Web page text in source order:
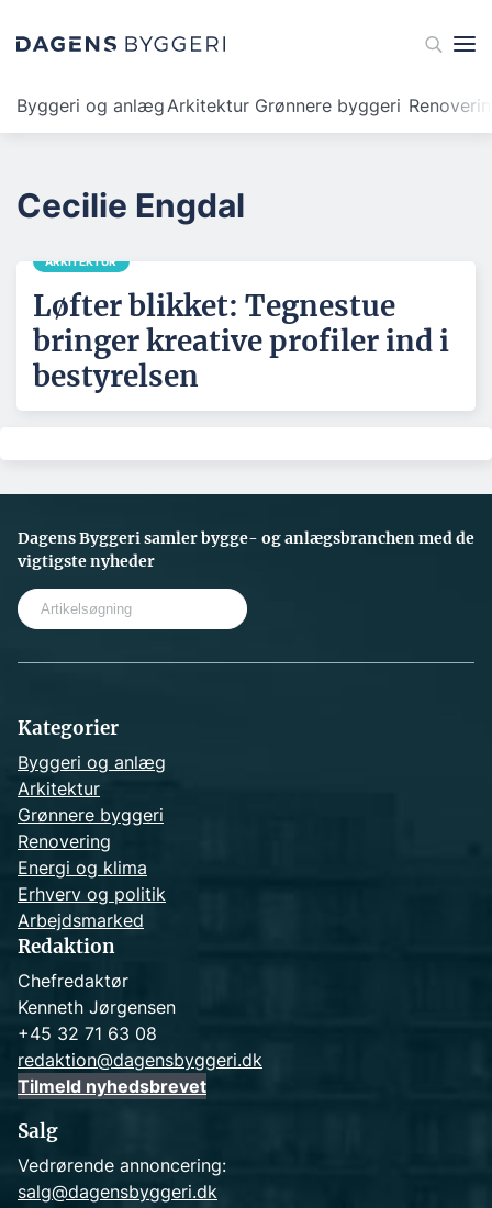
Byggeri og anlægArkitektur Grønnere byggeri
Cecilie Engdal
ARKITEKTUR
Løfter blikket: Tegnestue
bringer kreative profiler ind i
bestyrelsen
Dagens Byggeri samler bygge- og anlægsbranchen med de
vigtigste nyheder
Kategorier
Byggeri og anlæg
Arkitektur
Grønnere byggeri
Renovering
Energi og klima
Erhverv og politik
Arbejdsmarked
Redaktion
Chefredaktør
Kenneth Jørgensen
+45 32 71 63 08
redaktion@dagensbyggeri.dk
Tilmeld nyhedsbrevet
Salg
Vedrørende annoncering:
salg@dagensbyggeri.dk